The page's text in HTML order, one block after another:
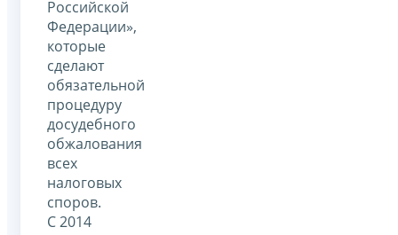
Российской
Федерации»,
которые
сделают
обязательной
процедуру
досудебного
обжалования
всех
налоговых
споров.
С 2014